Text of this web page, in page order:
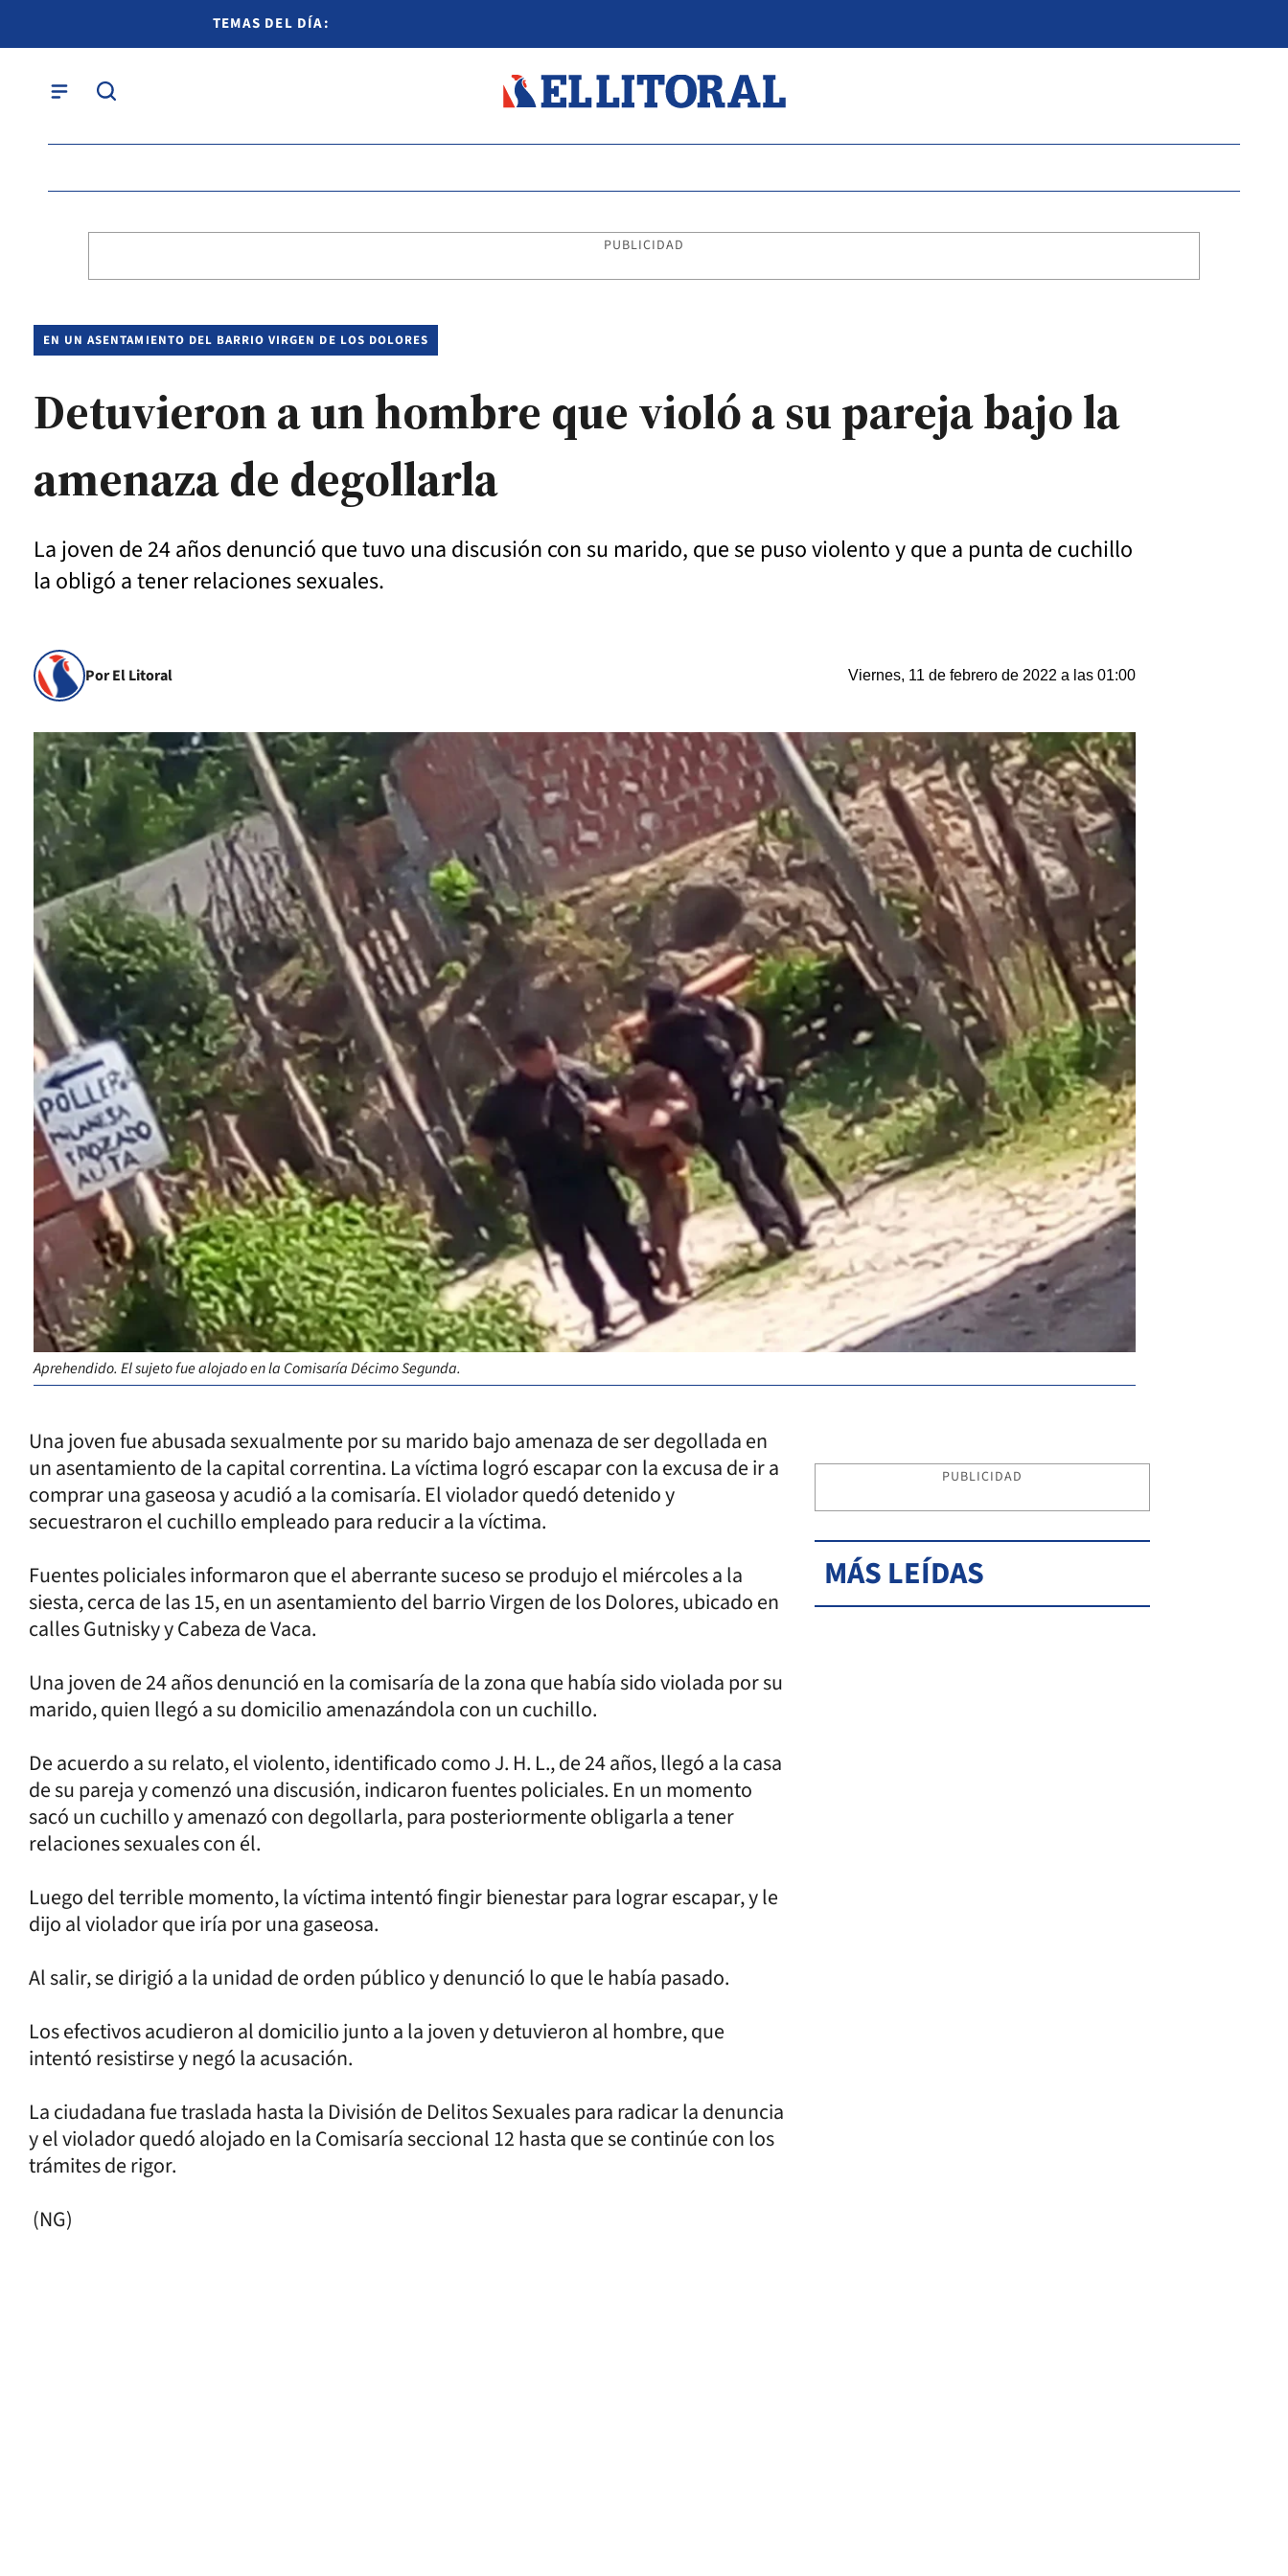
TEMAS DEL DÍA:
PUBLICIDAD
EN UN ASENTAMIENTO DEL BARRIO VIRGEN DE LOS DOLORES
Detuvieron a un hombre que violó a su pareja bajo la
amenaza de degollarla
La joven de 24 años denunció que tuvo una discusión con su marido, que se puso violento y que a punta de cuchillo
la obligó a tener relaciones sexuales.
Por El Litoral Viernes, 11 de febrero de 2022 a las 01:00
Aprehendido. El sujeto fue alojado en la Comisaría Décimo Segunda.
Una joven fue abusada sexualmente por su marido bajo amenaza de ser degollada en
un asentamiento de la capital correntina. La víctima logró escapar con la excusa de ir a
comprar una gaseosa y acudió a la comisaría. El violador quedó detenido y
secuestraron el cuchillo empleado para reducir a la víctima.
Fuentes policiales informaron que el aberrante suceso se produjo el miércoles a la
siesta, cerca de las 15, en un asentamiento del barrio Virgen de los Dolores, ubicado en
calles Gutnisky y Cabeza de Vaca.
Una joven de 24 años denunció en la comisaría de la zona que había sido violada por su
marido, quien llegó a su domicilio amenazándola con un cuchillo.
De acuerdo a su relato, el violento, identificado como J. H. L., de 24 años, llegó a la casa
de su pareja y comenzó una discusión, indicaron fuentes policiales. En un momento
sacó un cuchillo y amenazó con degollarla, para posteriormente obligarla a tener
relaciones sexuales con él.
Luego del terrible momento, la víctima intentó fingir bienestar para lograr escapar, y le
dijo al violador que iría por una gaseosa.
Al salir, se dirigió a la unidad de orden público y denunció lo que le había pasado.
Los efectivos acudieron al domicilio junto a la joven y detuvieron al hombre, que
intentó resistirse y negó la acusación.
La ciudadana fue traslada hasta la División de Delitos Sexuales para radicar la denuncia
y el violador quedó alojado en la Comisaría seccional 12 hasta que se continúe con los
trámites de rigor.
(NG)
PUBLICIDAD
MÁS LEÍDAS